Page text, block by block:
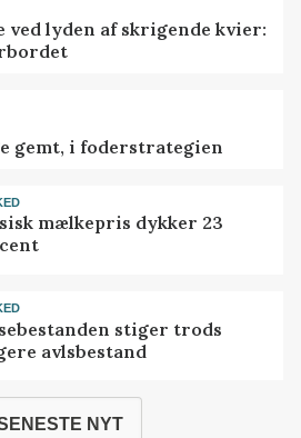
ved lyden af skrigende kvier:
gemt, i foderstrategien
mælkepris dykker 23
stiger trods
avlsbestand
NYT